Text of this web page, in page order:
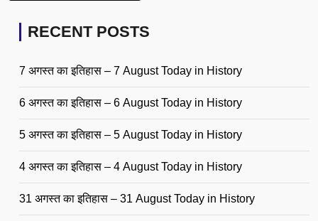
RECENT POSTS
7 अगस्त का इतिहास – 7 August Today in History
6 अगस्त का इतिहास – 6 August Today in History
5 अगस्त का इतिहास – 5 August Today in History
4 अगस्त का इतिहास – 4 August Today in History
31 अगस्त का इतिहास – 31 August Today in History